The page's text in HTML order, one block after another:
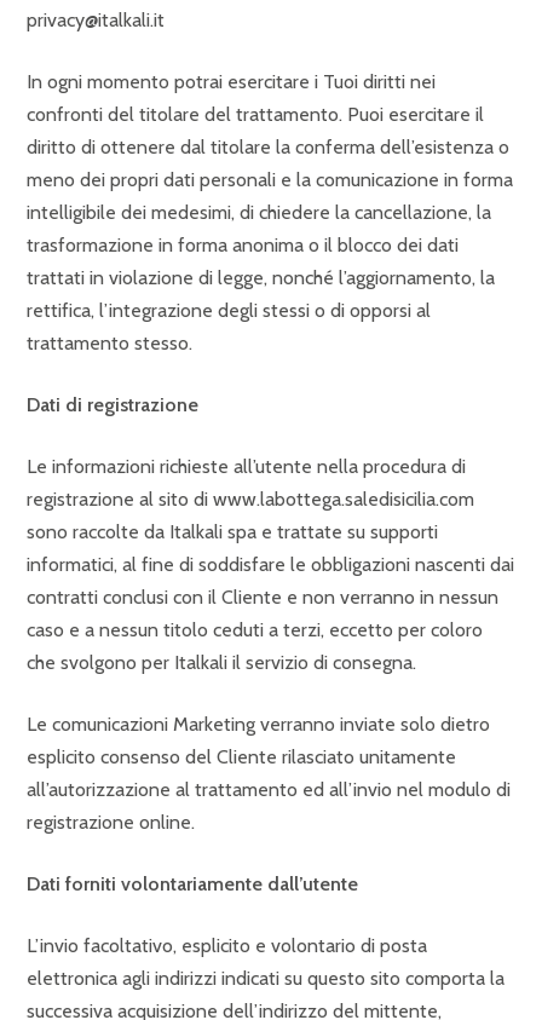
privacy@italkali.it
In ogni momento potrai esercitare i Tuoi diritti nei
confronti del titolare del trattamento. Puoi esercitare il
diritto di ottenere dal titolare la conferma dell’esistenza o
meno dei propri dati personali e la comunicazione in forma
intelligibile dei medesimi, di chiedere la cancellazione, la
trasformazione in forma anonima o il blocco dei dati
trattati in violazione di legge, nonché l’aggiornamento, la
rettifica, l’integrazione degli stessi o di opporsi al
trattamento stesso.
Dati di registrazione
Le informazioni richieste all’utente nella procedura di
registrazione al sito di www.labottega.saledisicilia.com
sono raccolte da Italkali spa e trattate su supporti
informatici, al fine di soddisfare le obbligazioni nascenti dai
contratti conclusi con il Cliente e non verranno in nessun
caso e a nessun titolo ceduti a terzi, eccetto per coloro
che svolgono per Italkali il servizio di consegna.
Le comunicazioni Marketing verranno inviate solo dietro
esplicito consenso del Cliente rilasciato unitamente
all’autorizzazione al trattamento ed all’invio nel modulo di
registrazione online.
Dati forniti volontariamente dall’utente
L’invio facoltativo, esplicito e volontario di posta
elettronica agli indirizzi indicati su questo sito comporta la
successiva acquisizione dell’indirizzo del mittente,